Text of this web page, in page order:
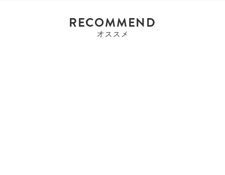
RECOMMEND
オススメ